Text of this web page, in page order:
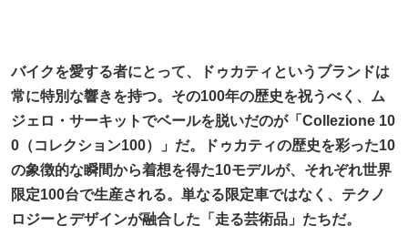
バイクを愛する者にとって、ドゥカティというブランドは
常に特別な響きを持つ。その100年の歴史を祝うべく、ム
ジェロ・サーキットでベールを脱いだのが「Collezione 10
0（コレクション100）」だ。ドゥカティの歴史を彩った10
の象徴的な瞬間から着想を得た10モデルが、それぞれ世界
限定100台で生産される。単なる限定車ではなく、テクノ
ロジーとデザインが融合した「走る芸術品」たちだ。